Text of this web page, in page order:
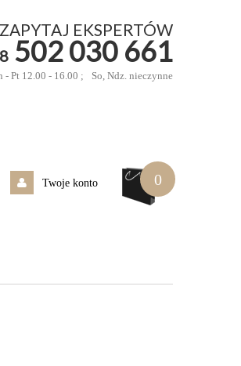
ZAPYTAJ EKSPERTÓW
502 030 661
- Pt 12.00 - 16.00 ; So, Ndz. nieczynne
0
Twoje konto